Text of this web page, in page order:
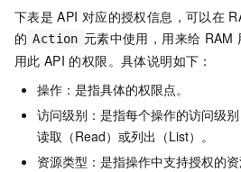
下表是 API 对应的授权信息，可以在
的 Action 元素中使用，用来给 RAM
用此 API 的权限。具体说明如下：
操作：是指具体的权限点。
访问级别：是指每个操作的访问级别
读取（Read）或列出（List）。
资源类型：是指操作中支持授权的